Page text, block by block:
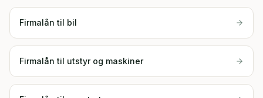
Firmalån til bil
Firmalån til utstyr og maskiner